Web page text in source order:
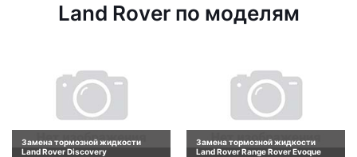
Land Rover по моделям
Замена тормозной жидкости
Land Rover Discovery
Замена тормозной жидкости
Land Rover Range Rover Evoque